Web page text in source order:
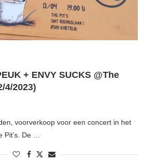
+ ENVY SUCKS @The
4/2023)
voorverkoop voor een concert in het
Pit’s. De …